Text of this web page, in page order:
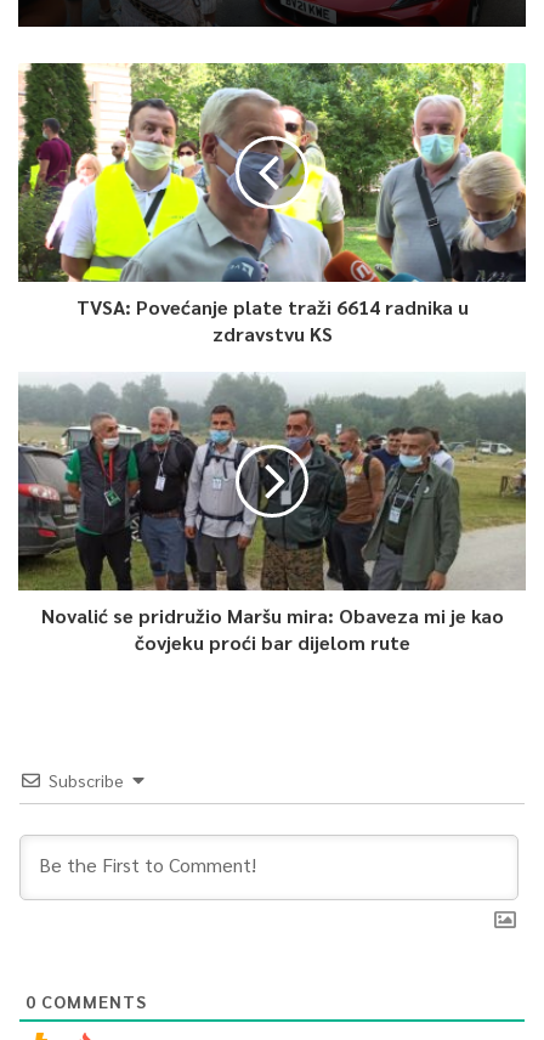
Sarajevo koji je, kako je podsjetio glasnogovornik tog
sektora u državi BiH čiji je dijapazon djelovanja determiniran
agresijom na RBiH, u svakom segmentu koji ta agresija, kao
takva, podrazumijeva.
0
Article Rating
TVSA: Povećanje plate traži 6614 radnika u
zdravstvu KS
Novalić se pridružio Maršu mira: Obaveza mi je kao
čovjeku proći bar dijelom rute
Subscribe
0 COMMENTS